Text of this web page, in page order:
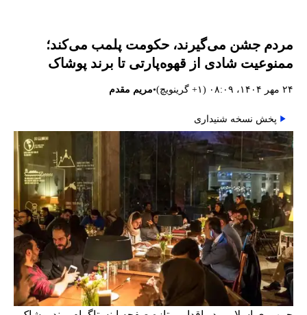
مردم جشن می‌گیرند، حکومت پلمب می‌کند؛
ممنوعیت شادی از قهوه‌پارتی تا برند پوشاک
۲۴ مهر ۱۴۰۴، ۰۸:۰۹ (‎+۱ گرینویچ) •مریم مقدم
پخش نسخه شنیداری